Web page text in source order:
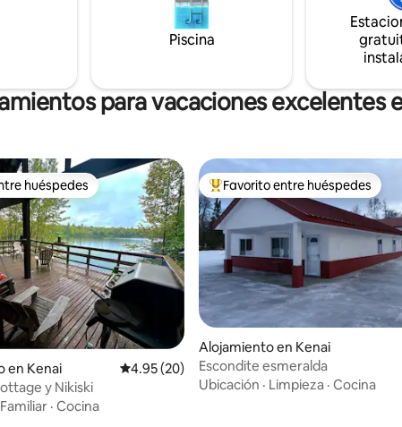
Piscina
para vacaciones excelentes
5 de 5, 5 reseñas
huéspedes
huéspedes
en Kenai Calificación promedio: 4.95 de 5, 20 reseñas
4.95 (20)
y Nikiski
Familiar · Cocina
Favorito entre huéspedes
Favorito entre huéspedes
Alojamiento en Kenai
Escondite esmeralda
Ubicación · Limpieza · Cocina